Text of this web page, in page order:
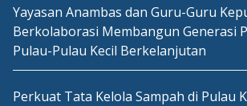
Yayasan Anambas dan Guru-Guru
Berkolaborasi Membangun Generasi
Pulau-Pulau Kecil Berkelanjutan
Perkuat Tata Kelola Sampah di Pulau